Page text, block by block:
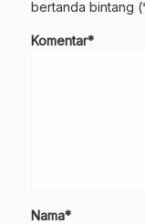
bertanda bintang
Komentar*
Nama*